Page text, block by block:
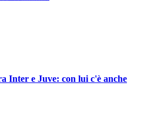
Inter e Juve: con lui c'è anche